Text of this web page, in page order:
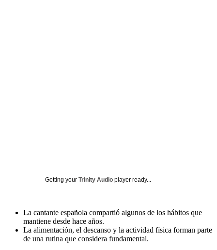
Getting your Trinity Audio player ready...
La cantante española compartió algunos de los hábitos que
mantiene desde hace años.
La alimentación, el descanso y la actividad física forman parte
de una rutina que considera fundamental.